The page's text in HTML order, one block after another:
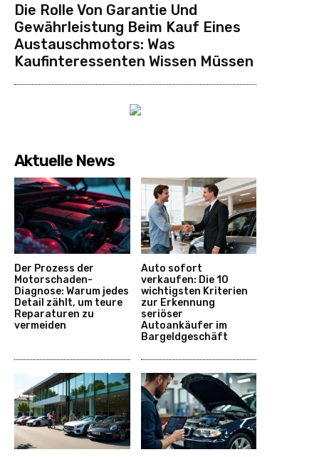
Die Rolle Von Garantie Und
Gewährleistung Beim Kauf Eines
Austauschmotors: Was
Kaufinteressenten Wissen Müssen
Aktuelle News
Der Prozess der
Motorschaden-
Diagnose: Warum jedes
Detail zählt, um teure
Reparaturen zu
vermeiden
Auto sofort
verkaufen: Die 10
wichtigsten Kriterien
zur Erkennung
seriöser
Autoankäufer im
Bargeldgeschäft